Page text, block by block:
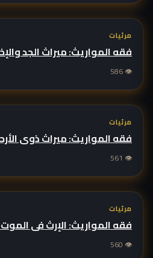
مرئيات
فقه المواريث: ميراث الجد
👁 586
مرئيات
فقه المواريث: ميراث ذوي
👁 561
مرئيات
فقه المواريث: الإرث في
👁 560